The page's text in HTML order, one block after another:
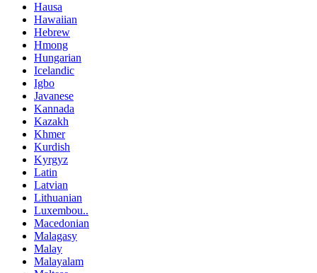
Hausa
Hawaiian
Hebrew
Hmong
Hungarian
Icelandic
Igbo
Javanese
Kannada
Kazakh
Khmer
Kurdish
Kyrgyz
Latin
Latvian
Lithuanian
Luxembou..
Macedonian
Malagasy
Malay
Malayalam